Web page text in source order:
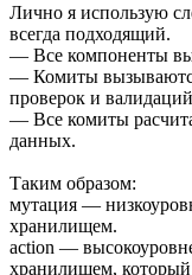
Лично я использую
всегда подходящий.
— Все компоненты
— Комиты
проверок и
— Все комиты
данных.
Таким образом:
мутация —
хранилищем.
action —
хранилищем, который